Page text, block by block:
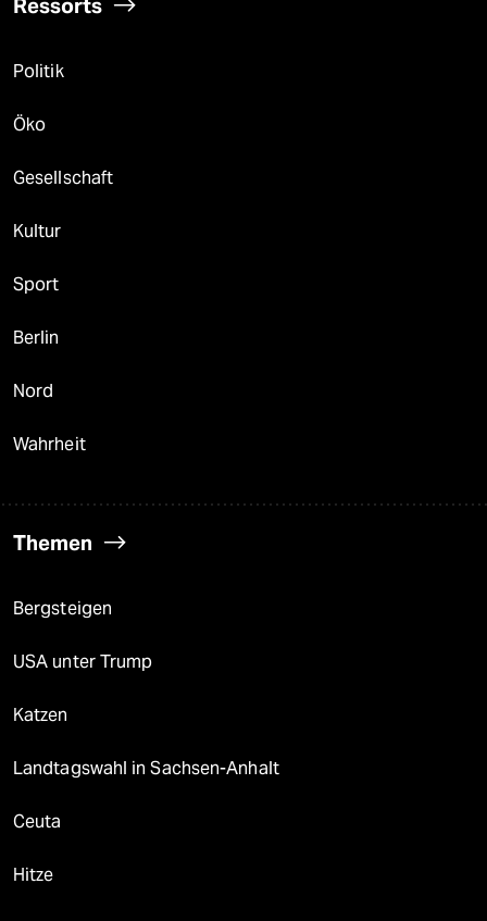
Politik
Öko
Gesellschaft
Kultur
Sport
Berlin
Nord
Wahrheit
Themen
Bergsteigen
USA unter Trump
Katzen
Landtagswahl in Sachsen-Anhalt
Ceuta
Hitze